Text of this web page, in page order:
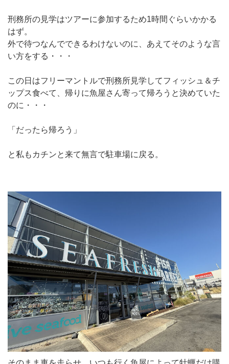
刑務所の見学はツアーに参加するため1時間ぐらいかかる
はず。
外で待つなんでできるわけないのに、あえてそのような言
い方をする・・・
この日はフリーマントルで刑務所見学してフィッシュ＆チ
ップス食べて、帰りに魚屋さん寄って帰ろうと決めていた
のに・・・
「だったら帰ろう」
と私もカチンと来て無言で駐車場に戻る。